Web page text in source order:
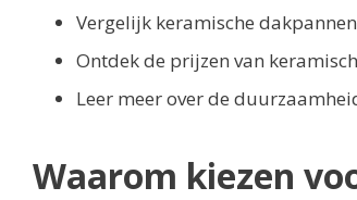
Vergelijk keramische
Ontdek de prijzen van
Leer meer over de
Waarom kiezen